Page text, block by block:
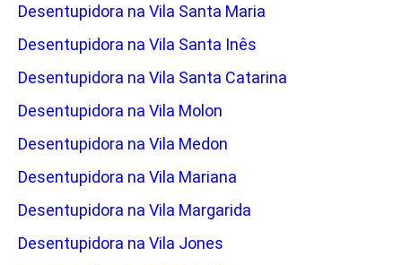
Desentupidora na Vila Santa Maria
Desentupidora na Vila Santa Inês
Desentupidora na Vila Santa Catarina
Desentupidora na Vila Molon
Desentupidora na Vila Medon
Desentupidora na Vila Mariana
Desentupidora na Vila Margarida
Desentupidora na Vila Jones